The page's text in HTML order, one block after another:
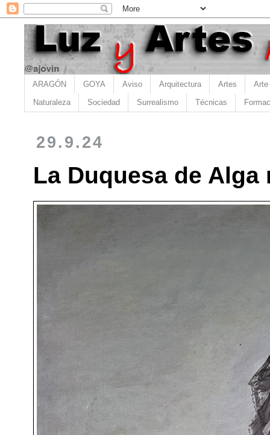
ARAGÓN GOYA Aviso Arquitectura Artes Arte
Naturaleza Sociedad Surrealismo Técnicas
29.9.24
La Duquesa de